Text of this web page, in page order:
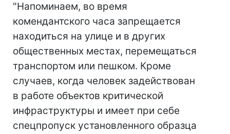
"Напоминаем, во время
комендантского часа запрещается
находиться на улице и в других
общественных местах, перемещаться
транспортом или пешком. Кроме
случаев, когда человек задействован
в работе объектов критической
инфраструктуры и имеет при себе
спецпропуск установленного образца